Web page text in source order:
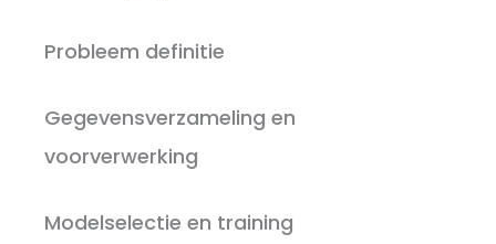
Probleem definitie
Gegevensverzameling en
voorverwerking
Modelselectie en training